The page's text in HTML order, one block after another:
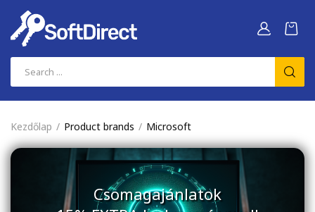
Kezdőlap Product brands Microsoft
Csomagajánlatok